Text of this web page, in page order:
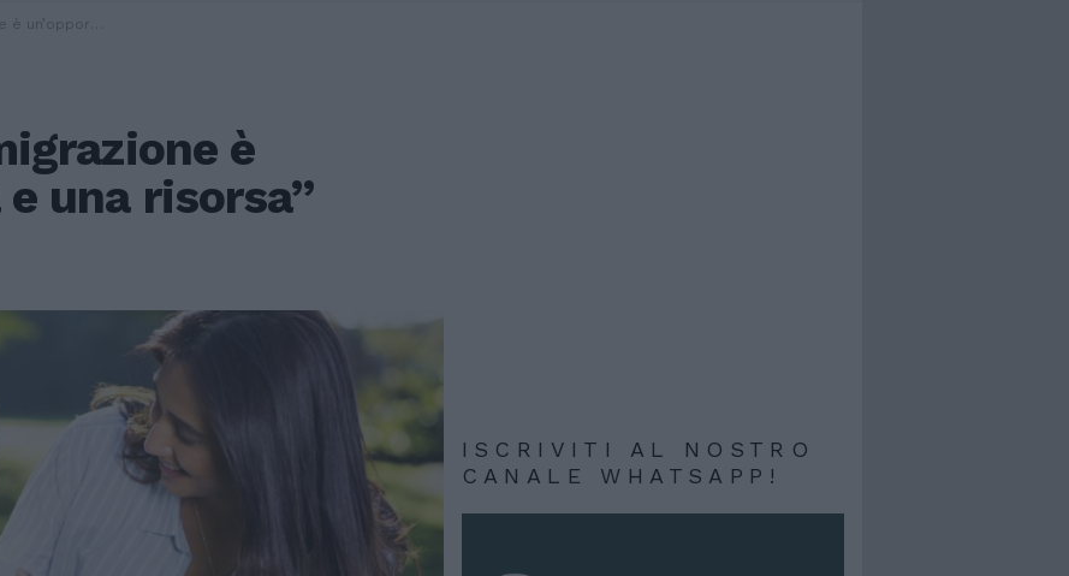
e una risorsa”
è
una risorsa”
ISCRIVITI AL NOSTRO
CANALE WHATSAPP!